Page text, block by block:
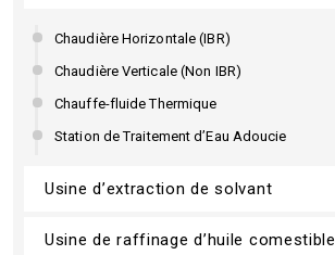
Chaudière Horizontale (IBR)
Chaudière Verticale (Non IBR)
Chauffe-fluide Thermique
Station de Traitement d’Eau Adoucie
Usine d’extraction de solvant
Usine de raffinage d’huile comestible